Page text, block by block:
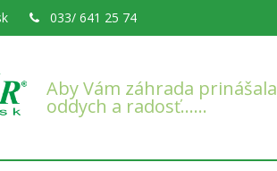
Aby Vám záhrada prinášala
oddych a radosť……
033/ 641 25 74